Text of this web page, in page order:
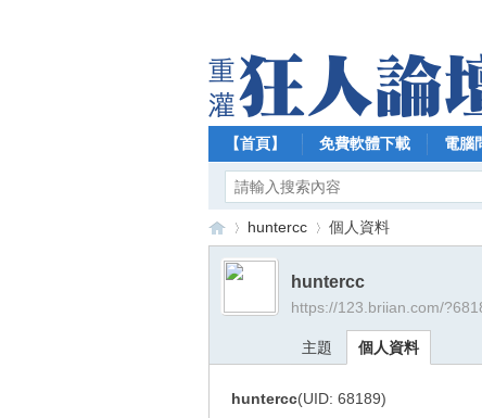
【首頁】 免費軟體下載 電腦
›
huntercc
›
個人資料
huntercc
https://123.briian.com/
主題 個人資料
huntercc(UID: 68189)